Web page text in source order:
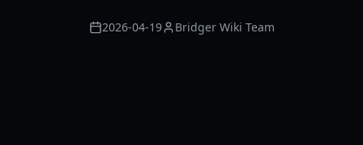
2026-04-19 Bridger Wiki Team